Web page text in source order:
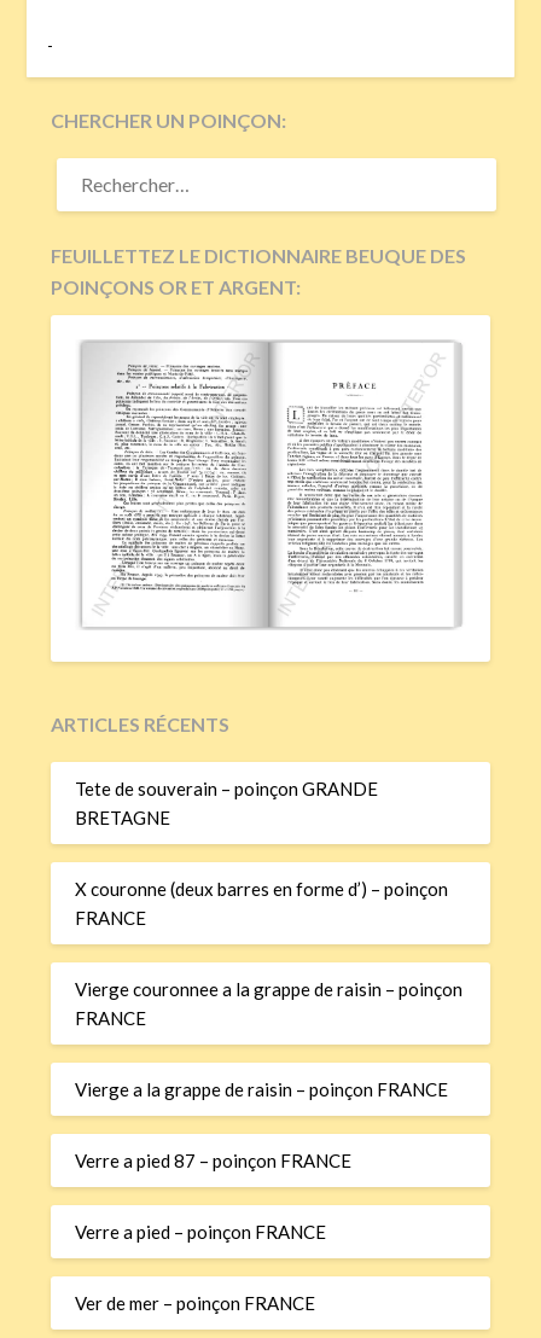
-
CHERCHER UN POINÇON:
RECHERCHER :
FEUILLETTEZ LE DICTIONNAIRE BEUQUE DES
POINÇONS OR ET ARGENT:
ARTICLES RÉCENTS
Tete de souverain – poinçon GRANDE
BRETAGNE
X couronne (deux barres en forme d’) – poinçon
FRANCE
Vierge couronnee a la grappe de raisin – poinçon
FRANCE
Vierge a la grappe de raisin – poinçon FRANCE
Verre a pied 87 – poinçon FRANCE
Verre a pied – poinçon FRANCE
Ver de mer – poinçon FRANCE